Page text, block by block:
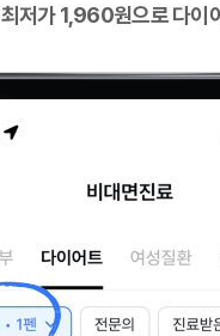
최저가 1,960원으로 다이